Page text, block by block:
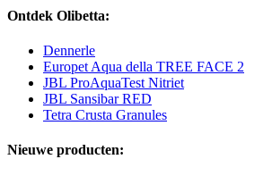
Ontdek Olibetta:
Dennerle
Europet Aqua della TREE FACE 2
JBL ProAquaTest Nitriet
JBL Sansibar RED
Tetra Crusta Granules
Nieuwe producten: